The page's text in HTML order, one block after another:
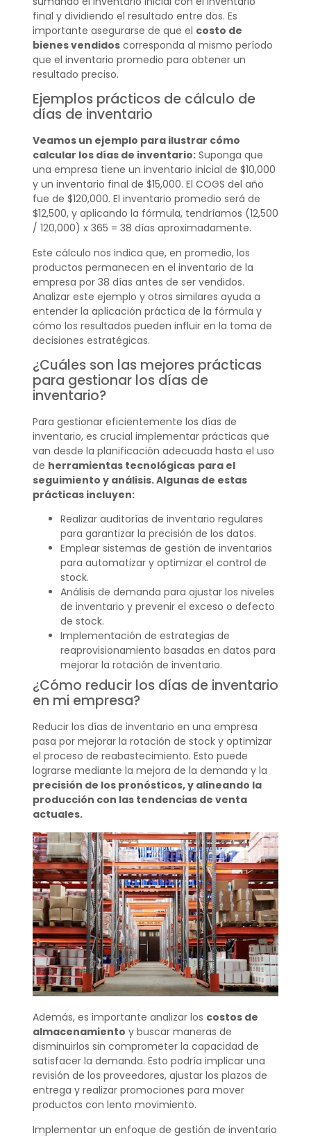
final y dividiendo el resultado entre dos. Es
importante asegurarse de que el costo de
bienes vendidoscorresponda al mismo período
que el inventario promedio para obtener un
resultado preciso.
Ejemplos prácticos de cálculo de
días de inventario
Veamos un ejemplo para ilustrar cómo
calcular los días de inventario:Suponga que
una empresa tiene un inventario inicial de $10,000
y un inventario final de $15,000. El COGS del año
fue de $120,000. El inventario promedio será de
$12,500, y aplicando la fórmula, tendríamos (12,500
/ 120,000) x 365 = 38 días aproximadamente.
Este cálculo nos indica que, en promedio, los
productos permanecen en el inventario de la
empresa por 38 días antes de ser vendidos.
Analizar este ejemplo y otros similares ayuda a
entender la aplicación práctica de la fórmula y
cómo los resultados pueden influir en la toma de
decisiones estratégicas.
¿Cuáles son las mejores prácticas
para gestionar los días de
inventario?
Para gestionar eficientemente los días de
inventario, es crucial implementar prácticas que
van desde la planificación adecuada hasta el uso
de herramientas tecnológicas para el
seguimiento y análisis. Algunas de estas
prácticas incluyen:
Realizar auditorías de inventario regulares
para garantizar la precisión de los datos.
Emplear sistemas de gestión de inventarios
para automatizar y optimizar el control de
stock.
Análisis de demanda para ajustar los niveles
de inventario y prevenir el exceso o defecto
de stock.
Implementación de estrategias de
reaprovisionamiento basadas en datos para
mejorar la rotación de inventario.
¿Cómo reducir los días de inventario
en mi empresa?
Reducir los días de inventario en una empresa
pasa por mejorar la rotación de stock y optimizar
el proceso de reabastecimiento. Esto puede
lograrse mediante la mejora de la demanda y la
precisión de los pronósticos, y alineando la
producción con las tendencias de venta
actuales.
Además, es importante analizar los costos de
almacenamiento y buscar maneras de
disminuirlos sin comprometer la capacidad de
satisfacer la demanda. Esto podría implicar una
revisión de los proveedores, ajustar los plazos de
entrega y realizar promociones para mover
productos con lento movimiento.
Implementar un enfoque de gestión de inventario